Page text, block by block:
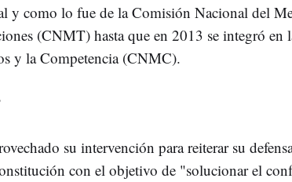
y como lo fue de la Comisión Nacional del
(CNMT) hasta que en 2013 se integró
y la Competencia (CNMC).
su intervención para reiterar su
con el objetivo de "solucionar el